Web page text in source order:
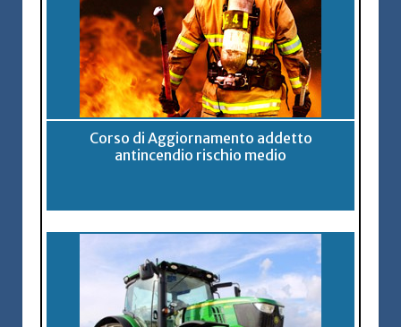
Corso di Aggiornamento addetto
antincendio rischio medio